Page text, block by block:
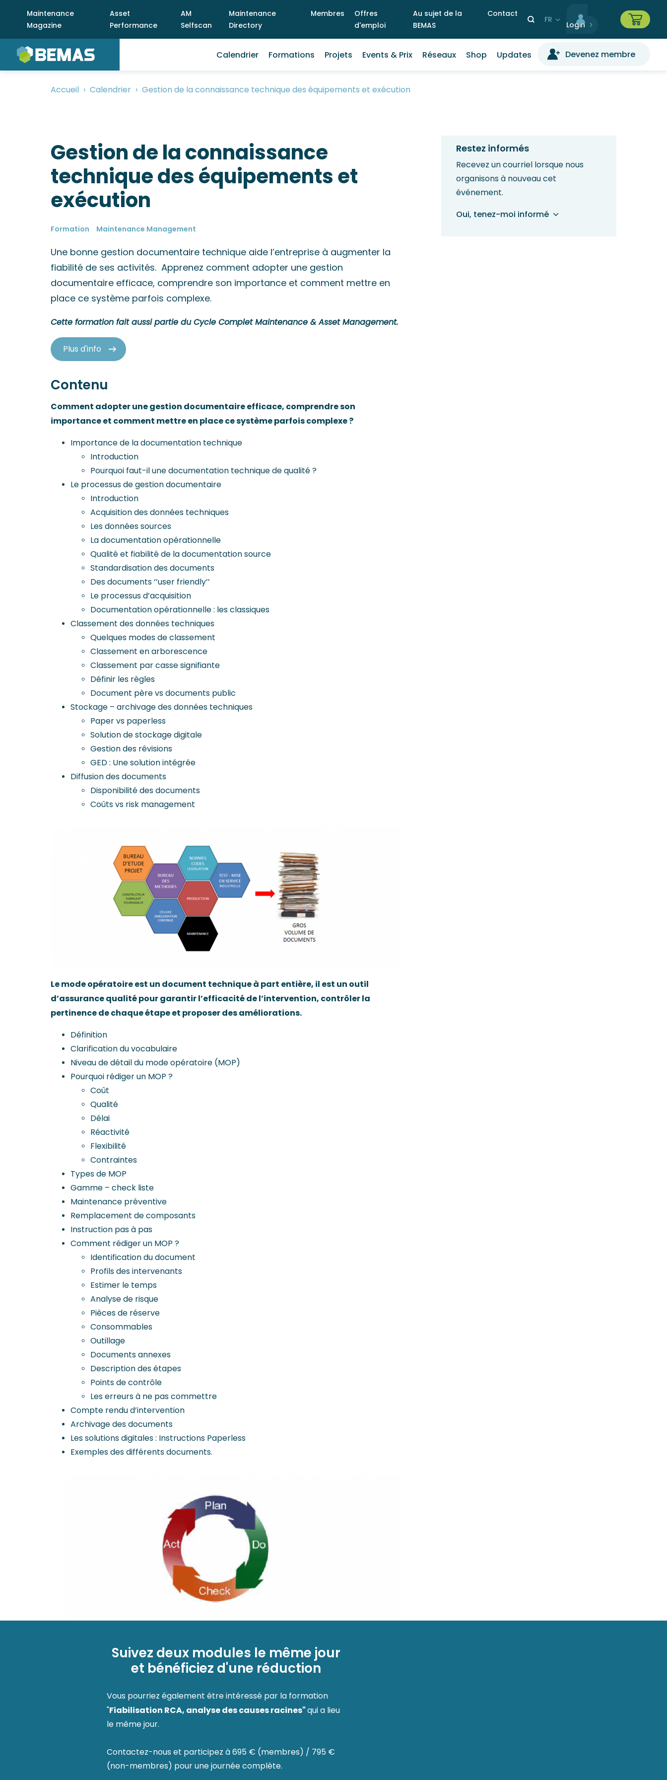
principal
Meta
menu
Maintenance
Magazine
Asset
Performance
AM
Selfscan
Maintenance
Directory
Membres
Offres
d'emploi
Au sujet de la
BEMAS
Contact
Select
language
Main
Calendrier Formations Projets Events & Prix Réseaux Shop Updates Devenez membre
Fil
Accueil Calendrier Gestion de la connaissance technique des équipements et exécution
Gestion de la connaissance
technique des équipements et
exécution
Formation Maintenance Management
Une bonne gestion documentaire technique aide l’entreprise à augmenter la
fiabilité de ses activités. Apprenez comment adopter une gestion
documentaire efficace, comprendre son importance et comment mettre en
place ce système parfois complexe.
Cette formation fait aussi partie du Cycle Complet Maintenance & Asset Management.
Plus d'info
Contenu
Comment adopter une gestion documentaire efficace, comprendre son
importance et comment mettre en place ce système parfois complexe ?
Importance de la documentation technique
Introduction
Pourquoi faut-il une documentation technique de qualité ?
Le processus de gestion documentaire
Introduction
Acquisition des données techniques
Les données sources
La documentation opérationnelle
Qualité et fiabilité de la documentation source
Standardisation des documents
Des documents ‘’user friendly’’
Le processus d’acquisition
Documentation opérationnelle : les classiques
Classement des données techniques
Quelques modes de classement
Classement en arborescence
Classement par casse signifiante
Définir les règles
Document père vs documents public
Stockage – archivage des données techniques
Paper vs paperless
Solution de stockage digitale
Gestion des révisions
GED : Une solution intégrée
Diffusion des documents
Disponibilité des documents
Coûts vs risk management
Le mode opératoire est un document technique à part entière, il est un outil
d’assurance qualité pour garantir l’efficacité de l’intervention, contrôler la
pertinence de chaque étape et proposer des améliorations.
Définition
Clarification du vocabulaire
Niveau de détail du mode opératoire (MOP)
Pourquoi rédiger un MOP ?
Coût
Qualité
Délai
Réactivité
Flexibilité
Contraintes
Types de MOP
Gamme – check liste
Maintenance préventive
Remplacement de composants
Instruction pas à pas
Comment rédiger un MOP ?
Identification du document
Profils des intervenants
Estimer le temps
Analyse de risque
Pièces de réserve
Consommables
Outillage
Documents annexes
Description des étapes
Points de contrôle
Les erreurs à ne pas commettre
Compte rendu d’intervention
Archivage des documents
Les solutions digitales : Instructions Paperless
Exemples des différents documents.
Suivez deux modules le même jour
et bénéficiez d'une réduction
Vous pourriez également être intéressé par la formation
"Fiabilisation RCA, analyse des causes racines"qui a lieu
le même jour.
Contactez-nous et participez à 695 € (membres) / 795 €
(non-membres) pour une journée complète.
Restez informés
Recevez un courriel lorsque nous
organisons à nouveau cet
événement.
Oui, tenez-moi informé